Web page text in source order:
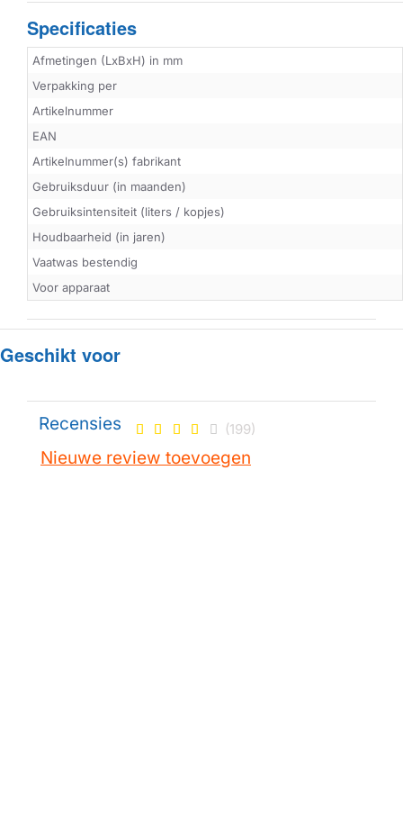
Specificaties
Afmetingen (LxBxH) in mm
Verpakking per
Artikelnummer
EAN
Artikelnummer(s) fabrikant
Gebruiksduur (in maanden)
Gebruiksintensiteit (liters / kopjes)
Houdbaarheid (in jaren)
Vaatwas bestendig
Voor apparaat
Geschikt voor
Recensies (199)
Nieuwe review toevoegen